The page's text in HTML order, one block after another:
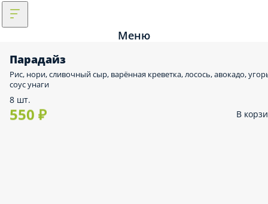
Меню
Парадайз
Рис, нори, сливочный сыр, варённая креветка, лосось, авокадо,
соус унаги
8 шт.
550 ₽ В